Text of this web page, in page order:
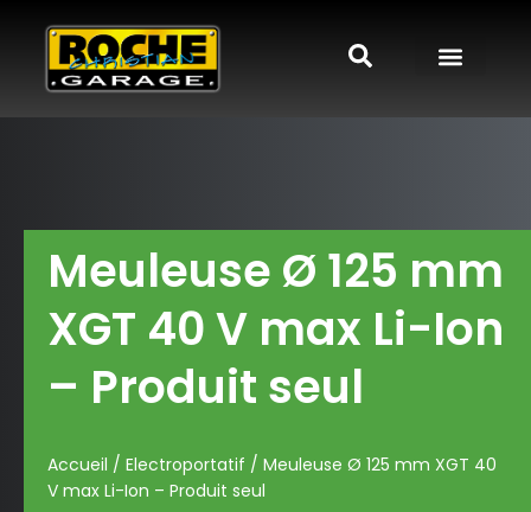
Meuleuse Ø 125 mm
XGT 40 V max Li-Ion
– Produit seul
Accueil / Electroportatif / Meuleuse Ø 125 mm XGT 40
V max Li-Ion – Produit seul